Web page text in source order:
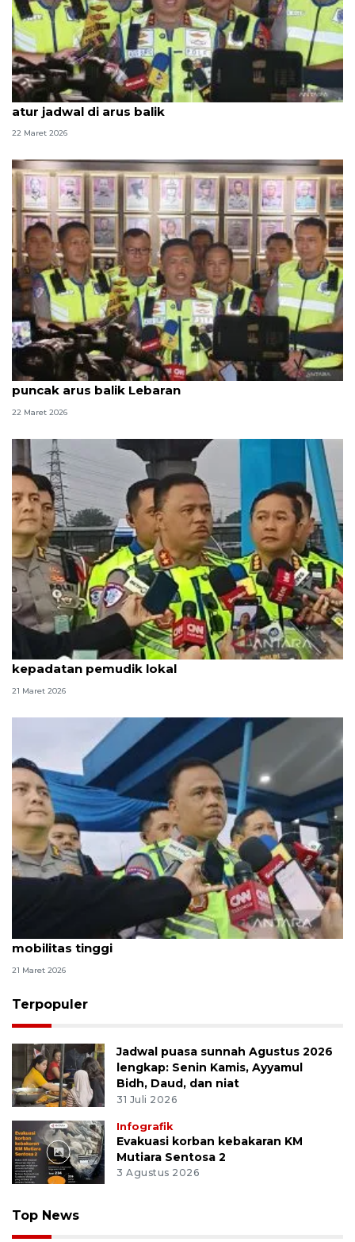
Polri sarankan pemudik manfaatkan WFA untuk
atur jadwal di arus balik
22 Maret 2026
Polri terapkan one way guna urai kepadatan
puncak arus balik Lebaran
22 Maret 2026
Korlantas Polri siapkan langkah antisipasi
kepadatan pemudik lokal
21 Maret 2026
Korlantas: Lalu lintas saat Lebaran terkendali meski
mobilitas tinggi
21 Maret 2026
Terpopuler
Jadwal puasa sunnah Agustus 2026
lengkap: Senin Kamis, Ayyamul
Bidh, Daud, dan niat
31 Juli 2026
Infografik
Evakuasi korban kebakaran KM
Mutiara Sentosa 2
3 Agustus 2026
Top News